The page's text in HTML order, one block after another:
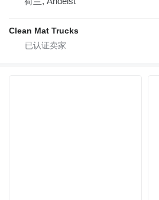
Clean Mat Trucks